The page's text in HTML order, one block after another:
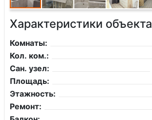
Характеристики объекта
Комнаты:
Кол. ком.:
Сан. узел:
Площадь:
Этажность:
Ремонт: